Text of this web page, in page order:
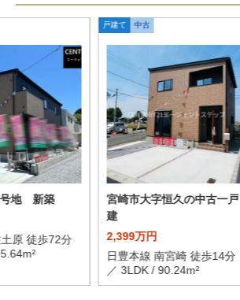
号地 新築
原 徒歩72分
戸建て 中古
宮崎市大字恒久の中古一戸
建
2,399万円
日豊本線 南宮崎 徒歩14分
／ 3LDK / 90.24m²